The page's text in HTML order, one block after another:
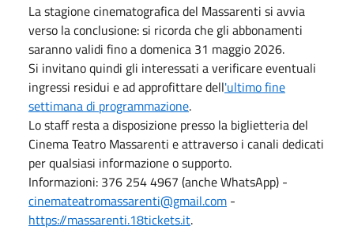
La stagione cinematografica del Massarenti si avvia
verso la conclusione: si ricorda che gli abbonamenti
saranno validi fino a domenica 31 maggio 2026.
Si invitano quindi gli interessati a verificare eventuali
ingressi residui e ad approfittare dell'ultimo fine
settimana di programmazione.
Lo staff resta a disposizione presso la biglietteria del
Cinema Teatro Massarenti e attraverso i canali dedicati
per qualsiasi informazione o supporto.
Informazioni: 376 254 4967 (anche WhatsApp) -
cinemateatromassarenti@gmail.com -
https://massarenti.18tickets.it.